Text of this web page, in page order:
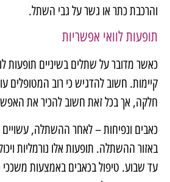
והרכבת כתר או גשר על גבי השתל.
תופעות לוואי אפשריות
כאשר מדובר על שתלים בשיניים תופעות
קיימות. חשוב להדגיש כי רוב המטופלים
חלקה, אך בכל זאת חשוב להכיר את
כאבים ונפיחות – לאחר ההשתלה, עשויים
באזור ההשתלה. תופעות אלו נורמליות
עד שבוע. טיפול בכאבים באמצעות